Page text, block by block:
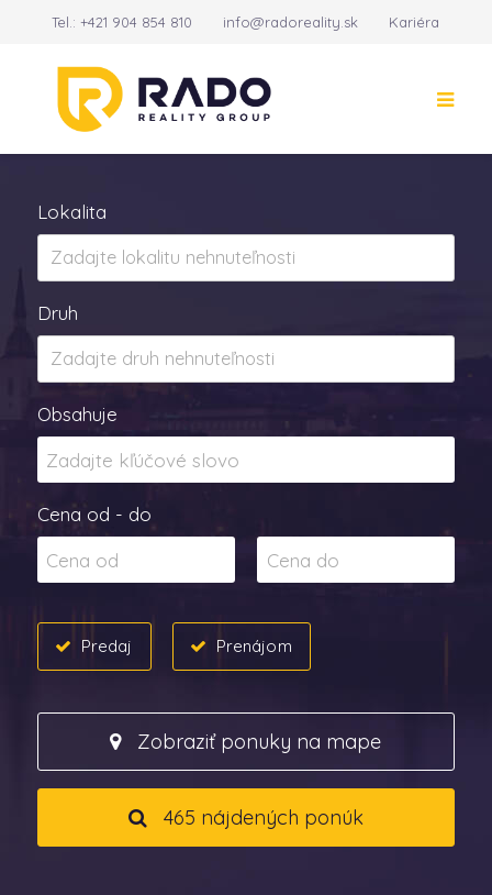
Tel.:+421 904 854 810 info@radoreality.sk Kariéra
Lokalita
Druh
Obsahuje
Cena od - do
Predaj Prenájom
Zobraziť ponuky na mape
465 nájdených ponúk